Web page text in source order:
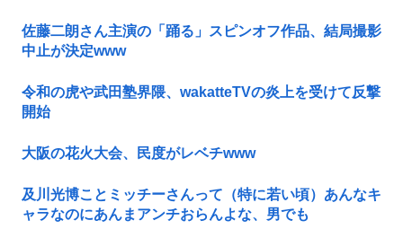
佐藤二朗さん主演の「踊る」スピンオフ作品、結局撮影
中止が決定www
令和の虎や武田塾界隈、wakatteTVの炎上を受けて反撃
開始
大阪の花火大会、民度がレベチwww
及川光博ことミッチーさんって（特に若い頃）あんなキ
ャラなのにあんまアンチおらんよな、男でも